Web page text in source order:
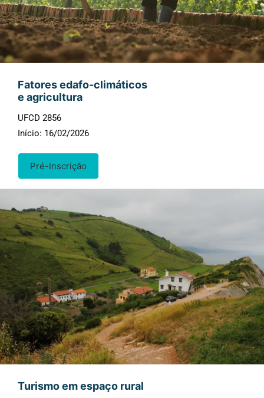
Fatores edafo-climáticos
e agricultura
UFCD 2856
Início: 16/02/2026
Pré-Inscrição
Turismo em espaço rural